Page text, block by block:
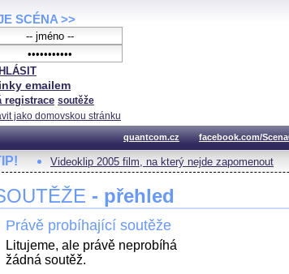
SCÉNA >>
emailem
registrace soutěže
jako domovskou stránku
quantcom.cz facebook.com/
Videoklip 2005 film, na který nejde zapomenout
- přehled
Právě probíhající soutěže
Litujeme, ale právě neprobíhá
žádná soutěž.